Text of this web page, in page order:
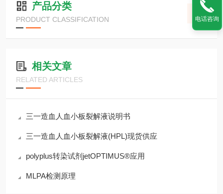
产品分类
PRODUCT CLASSIFICATION
相关文章
RELATED ARTICLES
三一造血人血小板裂解液说明书
三一造血人血小板裂解液(HPL)现货供应
polyplus转染试剂jetOPTIMUS®应用
MLPA检测原理
电话咨询